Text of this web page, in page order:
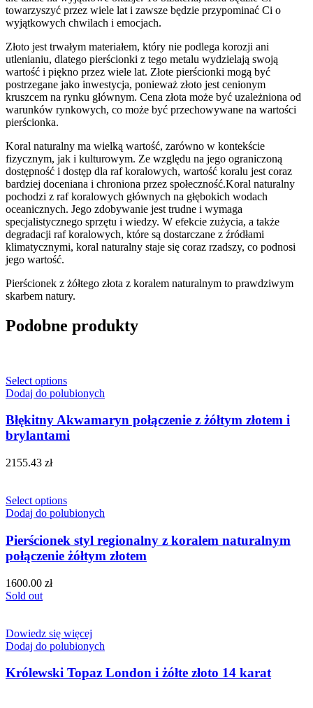
towarzyszyć przez wiele lat i zawsze będzie przypominać Ci o
wyjątkowych chwilach i emocjach.
Złoto jest trwałym materiałem, który nie podlega korozji ani
utlenianiu, dlatego pierścionki z tego metalu wydzielają swoją
wartość i piękno przez wiele lat. Złote pierścionki mogą być
postrzegane jako inwestycja, ponieważ złoto jest cenionym
kruszcem na rynku głównym. Cena złota może być uzależniona od
warunków rynkowych, co może być przechowywane na wartości
pierścionka.
Koral naturalny ma wielką wartość, zarówno w kontekście
fizycznym, jak i kulturowym. Ze względu na jego ograniczoną
dostępność i dostęp dla raf koralowych, wartość koralu jest coraz
bardziej doceniana i chroniona przez społeczność.Koral naturalny
pochodzi z raf koralowych głównych na głębokich wodach
oceanicznych. Jego zdobywanie jest trudne i wymaga
specjalistycznego sprzętu i wiedzy. W efekcie zużycia, a także
degradacji raf koralowych, które są dostarczane z źródłami
klimatycznymi, koral naturalny staje się coraz rzadszy, co podnosi
jego wartość.
Pierścionek z żółtego złota z koralem naturalnym to prawdziwym
skarbem natury.
Podobne produkty
Select options
Dodaj do polubionych
Błękitny Akwamaryn połączenie z żółtym złotem i
brylantami
2155.43 zł
Select options
Dodaj do polubionych
Pierścionek styl regionalny z koralem naturalnym
połączenie żółtym złotem
1600.00 zł
Sold out
Dowiedz się więcej
Dodaj do polubionych
Królewski Topaz London i żółte złoto 14 karat